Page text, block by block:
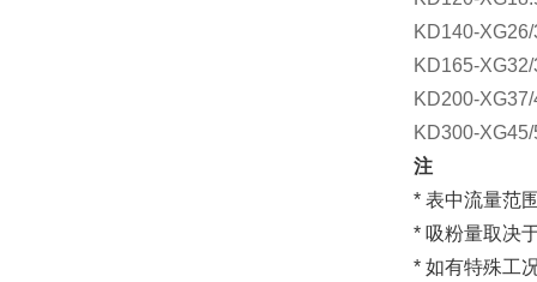
KD140-XG26/
KD165-XG32/
KD200-XG37/
KD300-XG45/
注
* 表中流量范
* 吸粉量取决
* 如有特殊工